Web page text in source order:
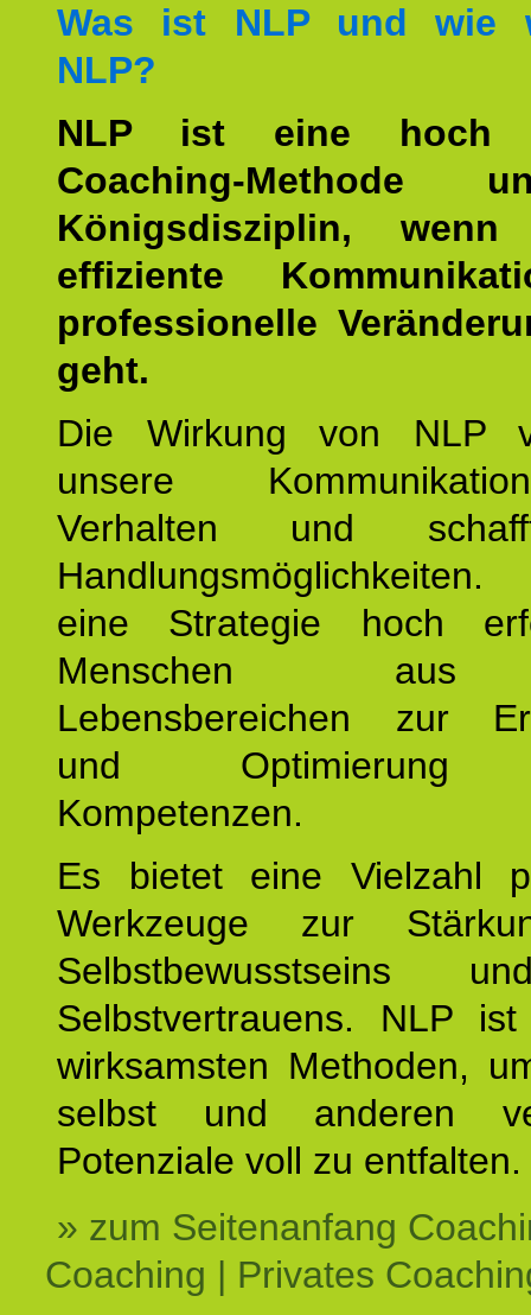
Was ist NLP und wie
NLP?
NLP ist eine hoch
Coaching-Methode
Königsdisziplin,
effiziente
professionelle
geht.
Die Wirkung von NLP
unsere
Verhalten und
eine Strategie hoch
Menschen
Lebensbereichen zur
und Optimierung
Kompetenzen.
Es bietet eine Vielzahl
Werkzeuge zur
Selbstbewusstseins
Selbstvertrauens. NLP
wirksamsten Methoden,
selbst und anderen
Potenziale voll zu entfalten.
» zum Seitenanfang
Coaching | Privates